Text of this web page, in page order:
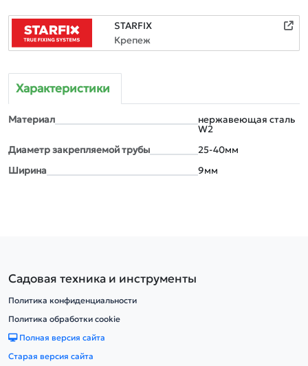
STARFIX
Крепеж
Характеристики
Материал
нержавеющая сталь
W2
Диаметр закрепляемой трубы
25-40мм
Ширина
9мм
Садовая техника и инструменты
Политика конфиденциальности
Политика обработки cookie
Полная версия сайта
Старая версия сайта